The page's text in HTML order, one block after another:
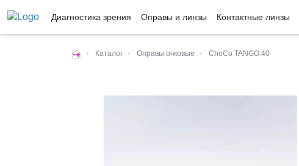
Диагностика зрения Оправы и линзы Контактные линзы
• Каталог • Оправы очковые • ChoCo TANGO.40